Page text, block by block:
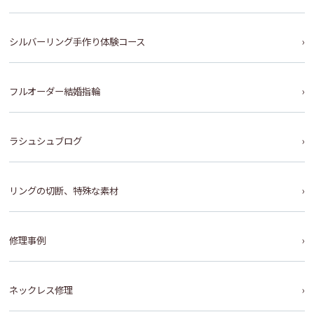
シルバーリング手作り体験コース
フルオーダー結婚指輪
ラシュシュブログ
リングの切断、特殊な素材
修理事例
ネックレス修理